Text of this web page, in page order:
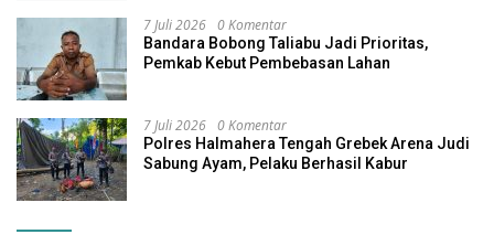
7 Juli 2026 0 Komentar
Bandara Bobong Taliabu Jadi Prioritas,
Pemkab Kebut Pembebasan Lahan
7 Juli 2026 0 Komentar
Polres Halmahera Tengah Grebek Arena Judi
Sabung Ayam, Pelaku Berhasil Kabur